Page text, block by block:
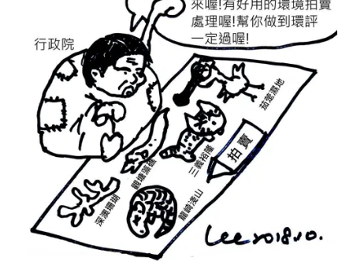
企鵝，鯨魚和其他野生動物的棲息地，在全球氣候與海洋
生態系統的平衡上，更有舉足輕重的地位。今年稍早，綠
色和平船艦「極地曙光號」與科學家航向南極洲的研究結
果顯示，全球升溫伴隨著冰山的崩裂、不斷擴張的工業化
捕撈，以及八個海水樣本當中有七個含有微纖維等微塑膠
等結果。種種人為因素，正嚴重威脅這片美麗且重要的海
洋，和在此生存的生物。湯姆約克譜新曲：人類應停止過
度開發英國搖滾天團「電台司令」（Radiohead），其主
唱與靈魂人物湯姆約克（Thom Yorke）近日和綠色和平合
作，一起推動在南極